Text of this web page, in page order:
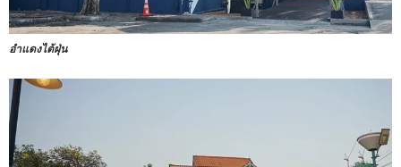
อำแดงไต้ฝุ่น